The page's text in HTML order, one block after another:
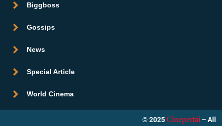
Biggboss
Gossips
News
Special Article
World Cinema
© 2025 Cinepettai – All